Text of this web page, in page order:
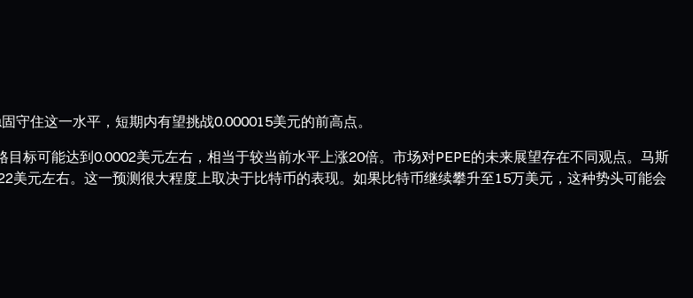
守住这一水平，短期内有望挑战0.000015美元的前高点。
标可能达到0.0002美元左右，相当于较当前水平上涨20倍。市场对PEPE的未来展望存在不同观点。马斯
美元左右。这一预测很大程度上取决于比特币的表现。如果比特币继续攀升至15万美元，这种势头可能会